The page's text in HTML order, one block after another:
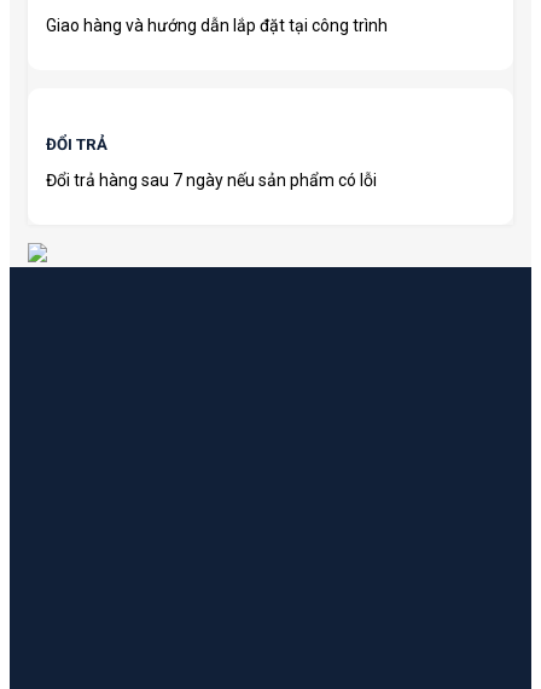
Giao hàng và hướng dẫn lắp đặt tại công trình
ĐỔI TRẢ
Đổi trả hàng sau 7 ngày nếu sản phẩm có lỗi